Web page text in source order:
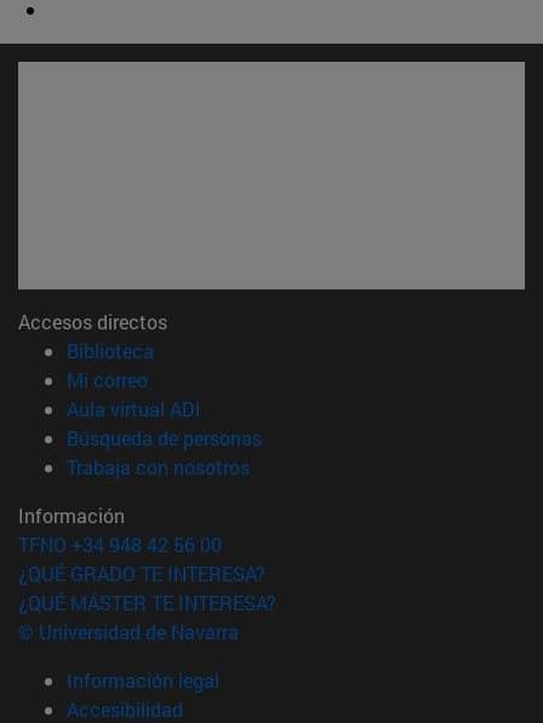
Accesos directos
Biblioteca
Mi correo(abre en nueva ventana)
Aula virtual ADI
Búsqueda de personas(abre en nueva ventana)
Trabaja con nosotros(abre en nueva ventana)
Información
TFNO +34 948 42 56 00
¿QUÉ GRADO TE INTERESA?
¿QUÉ MÁSTER TE INTERESA?
© Universidad de Navarra
Información legal
Accesibilidad